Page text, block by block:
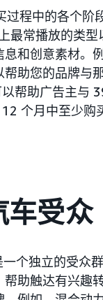
程中的各个阶
最常播放的类型
和创意素材。
助您的品牌与
帮助广告主与
个月中至少购
车受众
个独立的受众群
助触达有兴趣